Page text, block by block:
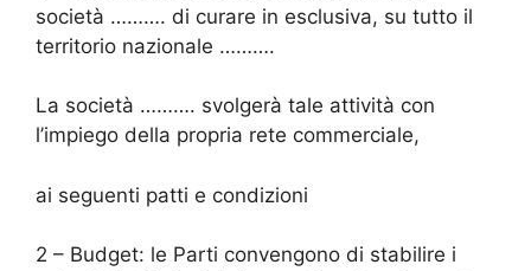
società ………. di curare in esclusiva, su tutto il
territorio nazionale ……….
La società ………. svolgerà tale attività con
l’impiego della propria rete commerciale,
ai seguenti patti e condizioni
2 – Budget: le Parti convengono di stabilire i